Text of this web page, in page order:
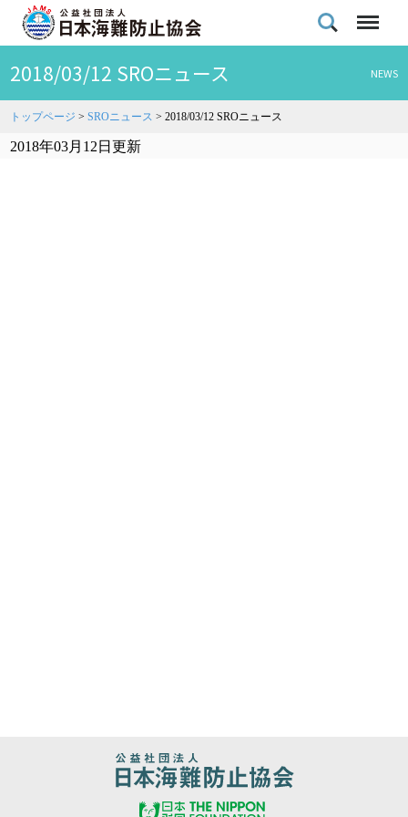
2018/03/12 SROニュース NEWS
トップページ >SROニュース >2018/03/12 SROニュース
2018年03月12日更新